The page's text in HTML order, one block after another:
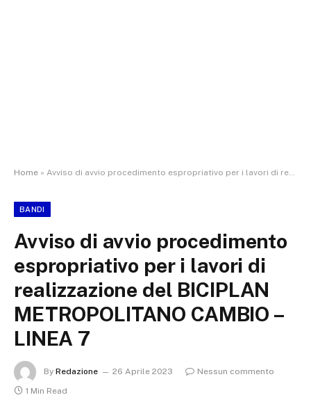
Home » Avviso di avvio procedimento espropriativo per i lavori di realizzazione del BICIPLAN METROPOLITANO CAMBIO – LINEA 7
BANDI
Avviso di avvio procedimento
espropriativo per i lavori di
realizzazione del BICIPLAN
METROPOLITANO CAMBIO –
LINEA 7
By Redazione 26 Aprile 2023
Nessun commento
1 Min Read